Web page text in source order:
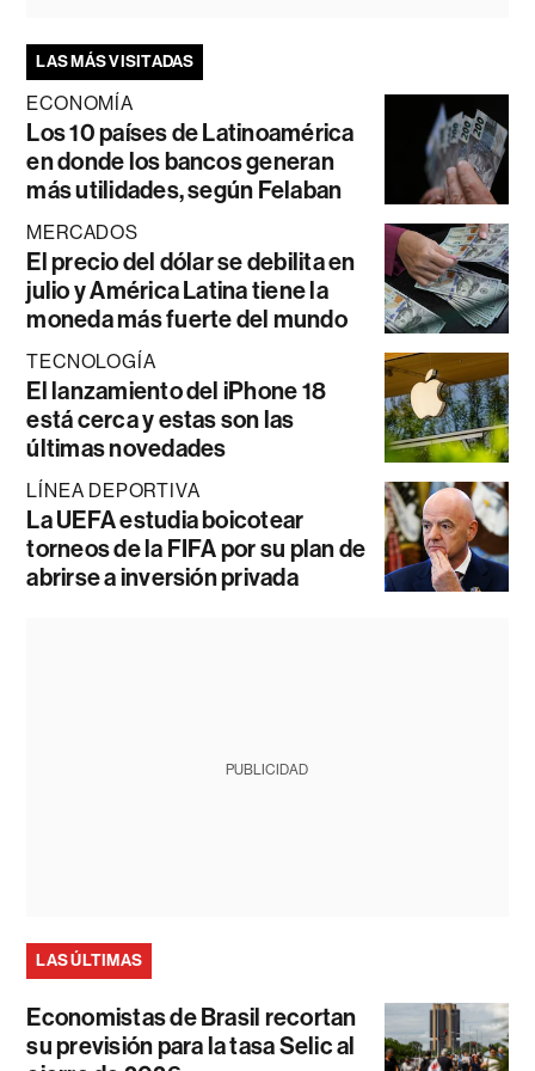
LAS MÁS VISITADAS
ECONOMÍA
Los 10 países de Latinoamérica
en donde los bancos generan
más utilidades, según Felaban
MERCADOS
El precio del dólar se debilita en
julio y América Latina tiene la
moneda más fuerte del mundo
TECNOLOGÍA
El lanzamiento del iPhone 18
está cerca y estas son las
últimas novedades
LÍNEA DEPORTIVA
La UEFA estudia boicotear
torneos de la FIFA por su plan de
abrirse a inversión privada
PUBLICIDAD
LAS ÚLTIMAS
Economistas de Brasil recortan
su previsión para la tasa Selic al